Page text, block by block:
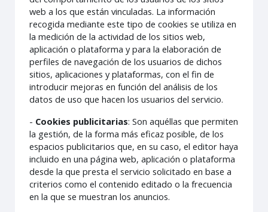
web a los que están vinculadas. La información
recogida mediante este tipo de cookies se utiliza en
la medición de la actividad de los sitios web,
aplicación o plataforma y para la elaboración de
perfiles de navegación de los usuarios de dichos
sitios, aplicaciones y plataformas, con el fin de
introducir mejoras en función del análisis de los
datos de uso que hacen los usuarios del servicio.
- Cookies publicitarias: Son aquéllas que permiten
la gestión, de la forma más eficaz posible, de los
espacios publicitarios que, en su caso, el editor haya
incluido en una página web, aplicación o plataforma
desde la que presta el servicio solicitado en base a
criterios como el contenido editado o la frecuencia
en la que se muestran los anuncios.